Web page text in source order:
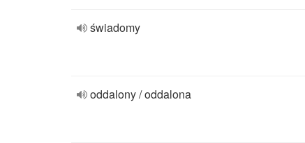
świadomy
oddalony / oddalona